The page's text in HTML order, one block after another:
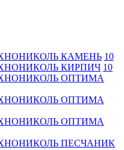
КАМЕНЬ 10
КИРПИЧ 10
ОПТИМА
ОПТИМА
ОПТИМА
ПЕСЧАНИК